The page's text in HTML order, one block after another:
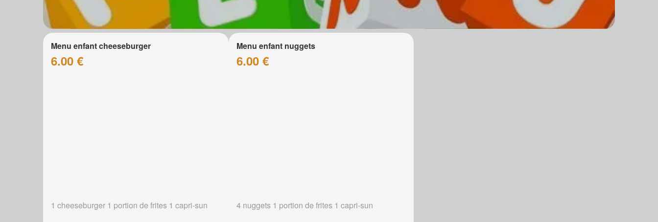
Menu enfant cheeseburger
6.00 €
1 cheeseburger 1 portion de frites 1 capri-sun
Menu enfant nuggets
6.00 €
4 nuggets 1 portion de frites 1 capri-sun